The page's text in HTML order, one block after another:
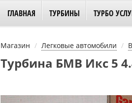
ГЛАВНАЯ ТУРБИНЫ ТУРБО
Магазин Легковые автомобили
Турбина БМВ Икс 5